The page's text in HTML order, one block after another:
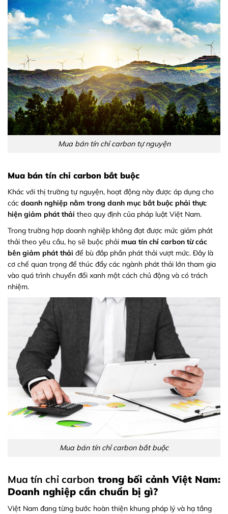
Mua bán tín chỉ carbon tự nguyện
Mua bán tín chỉ carbon bắt buộc
Khác với thị trường tự nguyện, hoạt động này được áp dụng cho
các doanh nghiệp nằm trong danh mục bắt buộc phải thực
hiện giảm phát thải theo quy định của pháp luật Việt Nam.
Trong trường hợp doanh nghiệp không đạt được mức giảm phát
thải theo yêu cầu, họ sẽ buộc phải mua tín chỉ carbon từ các
bên giảm phát thải để bù đắp phần phát thải vượt mức. Đây là
cơ chế quan trọng để thúc đẩy các ngành phát thải lớn tham gia
vào quá trình chuyển đổi xanh một cách chủ động và có trách
nhiệm.
Mua bán tín chỉ carbon bắt buộc
Mua tín chỉ carbon trong bối cảnh Việt Nam:
Doanh nghiệp cần chuẩn bị gì?
Việt Nam đang từng bước hoàn thiện khung pháp lý và hạ tầng